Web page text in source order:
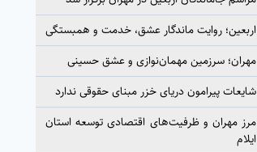
اربعین؛ روایت ماندگار عشق، خدمت و همبستگی
مهران؛ سرزمین مهمان‌نوازی و عشق حسینی
شایعات پیرامون دریای خزر مبنای حقوقی ندارد
مرز مهران و ظرفیت‌های اقتصادی توسعه استان
ایلام